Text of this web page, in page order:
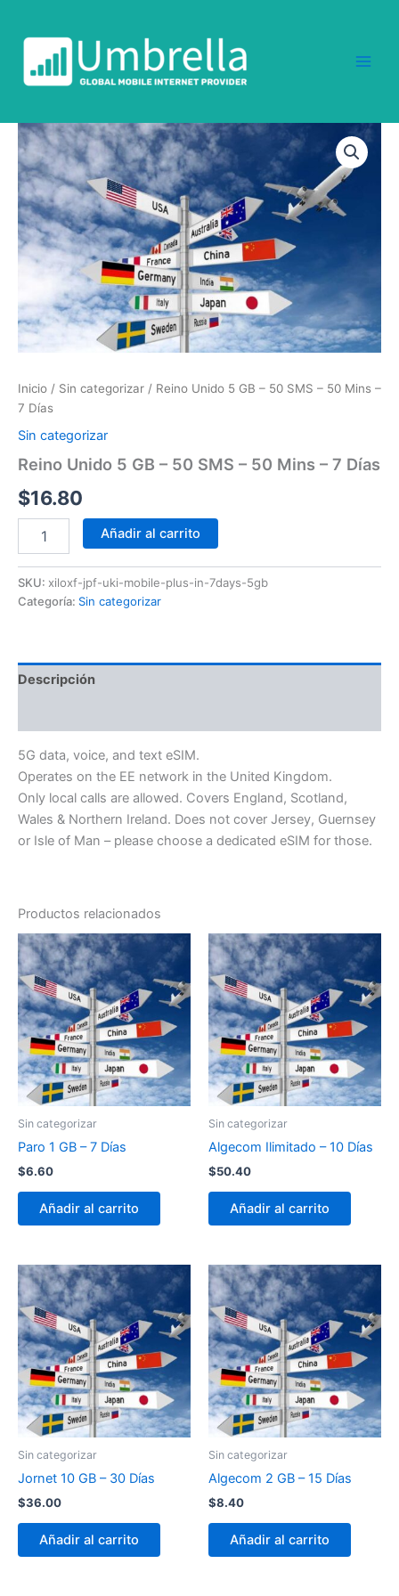
contenido
Inicio / Sin categorizar / Reino Unido 5 GB – 50 SMS – 50 Mins –
7 Días
Sin categorizar
Reino Unido 5 GB – 50 SMS – 50 Mins – 7 Días
$16.80
Reino
Unido
5
GB
-
50
SMS
-
-
7
Días
Añadir al carrito
SKU: xiloxf-jpf-uki-mobile-plus-in-7days-5gb
Categoría: Sin categorizar
Descripción
5G data, voice, and text eSIM.
Operates on the EE network in the United Kingdom.
Only local calls are allowed. Covers England, Scotland,
Wales & Northern Ireland. Does not cover Jersey, Guernsey
or Isle of Man – please choose a dedicated eSIM for those.
Productos relacionados
Sin categorizar
Paro 1 GB – 7 Días
$6.60
Añadir al carrito
Sin categorizar
Algecom Ilimitado – 10 Días
$50.40
Añadir al carrito
Sin categorizar
Jornet 10 GB – 30 Días
$36.00
Añadir al carrito
Sin categorizar
Algecom 2 GB – 15 Días
$8.40
Añadir al carrito